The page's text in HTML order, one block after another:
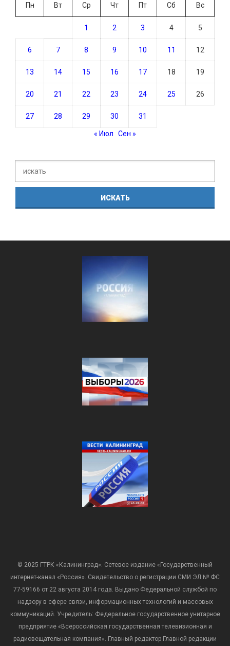
Пн
Вт Ср Чт Пт Сб Вс
1 2 3 4 5
6 7 8 9 10 11 12
13 14 15 16 17 18 19
20 21 22 23 24 25 26
27 28 29 30 31
« Июл Сен »
© 2025 ГТРК «Калининград». Сетевое издание «Государственный
интернет-канал «Россия». Свидетельство о регистрации СМИ ЭЛ № ФС
77-59166 от 22 августа 2014 года. Выдано Федеральной службой по
надзору в сфере связи, информационных технологий и массовых
коммуникаций. Учредитель: Федеральное государственное унитарное
предприятие «Всероссийская государственная телевизионная и
радиовещательная компания». Главный редактор Главной редакции